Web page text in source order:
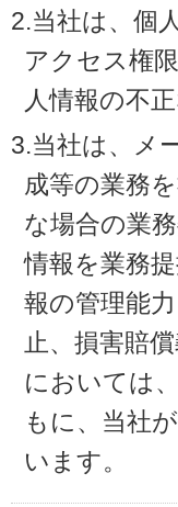
2.当社は、個
アクセス権
人情報の不
3.当社は、メ
成等の業務
な場合の業
情報を業務
報の管理能
止、損害賠
においては
もに、当社
います。